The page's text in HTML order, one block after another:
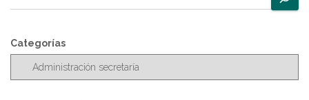
u
c
a
Categorías